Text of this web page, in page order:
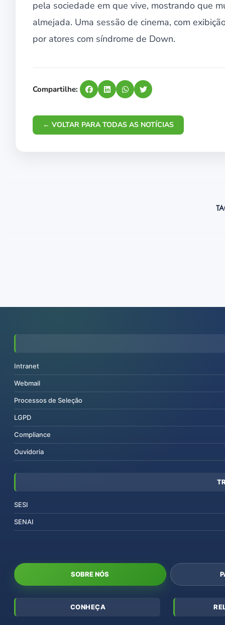
pela sociedade em que vive, mostrando que
almejada. Uma sessão de cinema, com
por atores com síndrome de Down.
Compartilhe:
← VOLTAR PARA TODAS AS NOTÍCIAS
Intranet
Webmail
Processos de Seleção
LGPD
Compliance
Ouvidoria
SESI
SENAI
SOBRE NÓS
CONHEÇA